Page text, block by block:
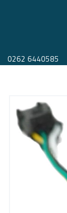
0262 6440585